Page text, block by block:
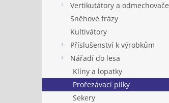
Vertikutátory a odmechovače
Sněhové frázy
Kultivátory
Příslušenství k výrobkům
Nářadí do lesa
Klíny a lopatky
Prořezávací pilky
Sekery